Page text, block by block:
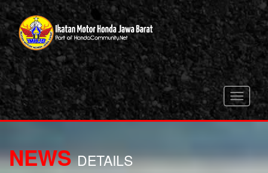
Toggle
NEWS DETAILS